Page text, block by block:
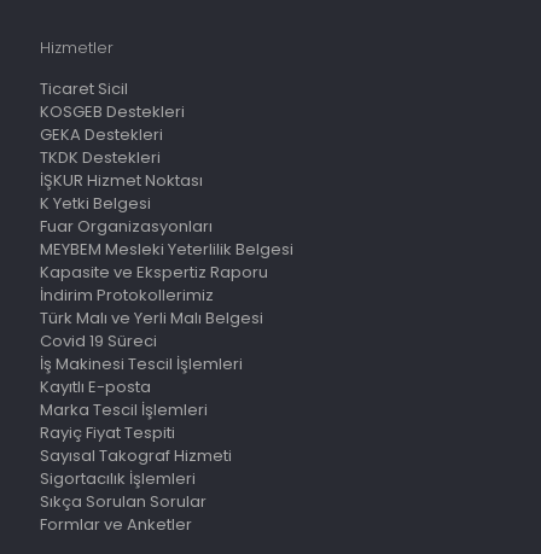
Hizmetler
Ticaret Sicil
KOSGEB Destekleri
GEKA Destekleri
TKDK Destekleri
İŞKUR Hizmet Noktası
K Yetki Belgesi
Fuar Organizasyonları
MEYBEM Mesleki Yeterlilik Belgesi
Kapasite ve Ekspertiz Raporu
İndirim Protokollerimiz
Türk Malı ve Yerli Malı Belgesi
Covid 19 Süreci
İş Makinesi Tescil İşlemleri
Kayıtlı E-posta
Marka Tescil İşlemleri
Rayiç Fiyat Tespiti
Sayısal Takograf Hizmeti
Sigortacılık İşlemleri
Sıkça Sorulan Sorular
Formlar ve Anketler